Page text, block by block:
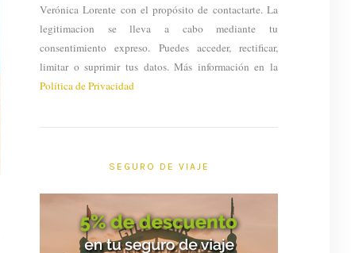
Verónica Lorente con el propósito de contactarte. La
legitimacion se lleva a cabo mediante tu
consentimiento expreso. Puedes acceder, rectificar,
limitar o suprimir tus datos. Más información en la
Política de Privacidad
SEGURO DE VIAJE